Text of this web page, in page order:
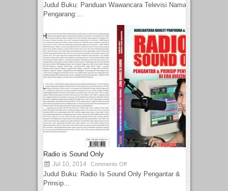
Judul Buku: Panduan Wawancara Televisi Nama
Pengarang:...
Radio is Sound Only
Jul 10, 2014 Comments Off
Judul Buku: Radio Is Sound Only Pengantar &
Prinsip...